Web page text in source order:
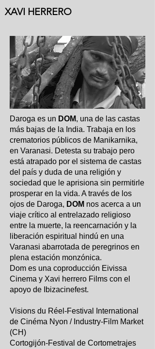
XAVI HERRERO
Daroga es un DOM, una de las castas
más bajas de la India. Trabaja en los
crematorios públicos de Manikarnika,
en Varanasi. Detesta su trabajo pero
está atrapado por el sistema de castas
del país y duda de una religión y
sociedad que le aprisiona sin permitirle
prosperar en la vida. A través de los
ojos de Daroga, DOM nos acerca a un
viaje crítico al entrelazado religioso
entre la muerte, la reencarnación y la
liberación espiritual hindú en una
Varanasi abarrotada de peregrinos en
plena estación monzónica.
Dom es una coproducción Eivissa
Cinema y Xavi herrero Films con el
apoyo de Ibizacinefest.​​
​Visions du Réel-Festival International
de Cinéma Nyon / Industry-Film Market
(CH)
Cortogijón-Festival de Cortometrajes